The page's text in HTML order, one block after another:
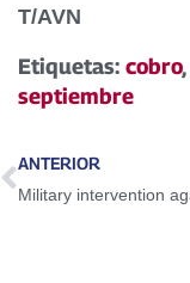
T/AVN
Etiquetas: cobro,
septiembre
ANTERIOR